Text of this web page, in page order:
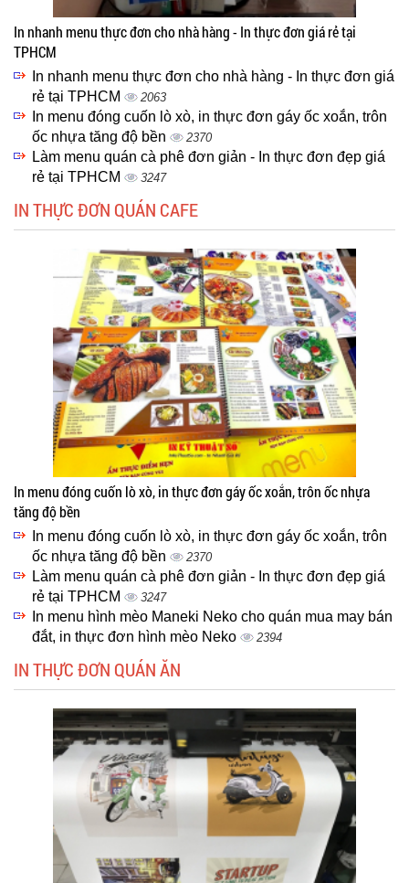
In nhanh menu thực đơn cho nhà hàng - In thực đơn giá rẻ tại
TPHCM
In nhanh menu thực đơn cho nhà hàng - In thực đơn giá
rẻ tại TPHCM
2063
In menu đóng cuốn lò xò, in thực đơn gáy ốc xoắn, trôn
ốc nhựa tăng độ bền
2370
Làm menu quán cà phê đơn giản - In thực đơn đẹp giá
rẻ tại TPHCM
3247
IN THỰC ĐƠN QUÁN CAFE
In menu đóng cuốn lò xò, in thực đơn gáy ốc xoắn, trôn ốc nhựa
tăng độ bền
In menu đóng cuốn lò xò, in thực đơn gáy ốc xoắn, trôn
ốc nhựa tăng độ bền
2370
Làm menu quán cà phê đơn giản - In thực đơn đẹp giá
rẻ tại TPHCM
3247
In menu hình mèo Maneki Neko cho quán mua may bán
đắt, in thực đơn hình mèo Neko
2394
IN THỰC ĐƠN QUÁN ĂN